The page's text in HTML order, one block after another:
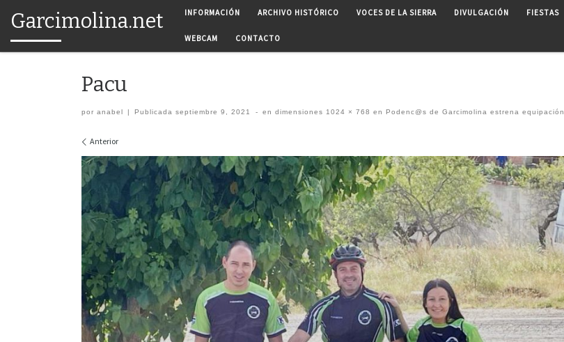
Saltar al contenido
Garcimolina.net INFORMACIÓN ARCHIVO HISTÓRICO VOCES DE LA SIERRA DIVULGACIÓN FIESTAS
WEBCAM CONTACTO
Pacu
por anabel | Publicadaseptiembre 9, 2021 - en dimensiones 1024 × 768 en Podenc@s de Garcimolina estrena equipación
Navegación de imágenes
Anterior